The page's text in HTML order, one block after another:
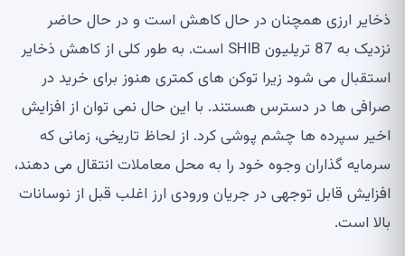
ذخایر ارزی همچنان در حال کاهش است و در حال حاضر
نزدیک به 87 تریلیون SHIB است. به طور کلی از کاهش ذخایر
استقبال می شود زیرا توکن های کمتری هنوز برای خرید در
صرافی ها در دسترس هستند. با این حال نمی توان از افزایش
اخیر سپرده ها چشم پوشی کرد. از لحاظ تاریخی، زمانی که
سرمایه گذاران وجوه خود را به محل معاملات انتقال می دهند،
افزایش قابل توجهی در جریان ورودی ارز اغلب قبل از نوسانات
بالا است.